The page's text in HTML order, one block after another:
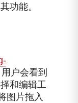
功能。
户会看到
和编辑工
图片拖入